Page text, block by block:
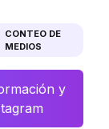
CONTEO DE
MEDIOS
y